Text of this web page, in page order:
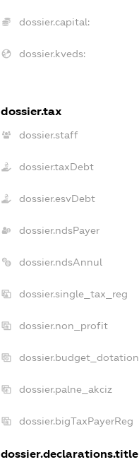
dossier.capital:
dossier.kveds:
dossier.tax
dossier.staff
dossier.taxDebt
dossier.esvDebt
dossier.ndsPayer
dossier.ndsAnnul
dossier.single_tax_reg
dossier.non_profit
dossier.budget_dotation
dossier.palne_akciz
dossier.bigTaxPayerReg
dossier.declarations.title